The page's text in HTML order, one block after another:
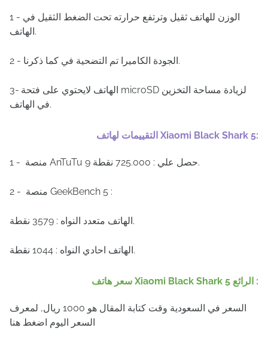
1 - الوزن للهاتف ثقيل وترتفع حرارته تحت الضغط الثقيل في
الهاتف.
2 - الجودة الكاميرا تم التضحية في كما ذكرنا.
3- الهاتف لايحتوي على فتحة microSD لزيادة مساحة التخزين
في الهاتف.
التقييمات لهاتف Xiaomi Black Shark 5:
1 - منصة AnTuTu 9 حصل علي : 725.000 نقطة.
2 - منصة GeekBench 5 :
الهاتف متعدد النواه : 3579 نقطة.
الهاتف احادي النواه : 1044 نقطة.
سعر هاتف Xiaomi Black Shark 5 الرائع :
السعر في السعودية وقت كتابة المقال هو 1000 ريال, لمعرف
السعر اليوم اضغط هنا